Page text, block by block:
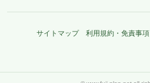
サイトマップ 利用規約・免責事項